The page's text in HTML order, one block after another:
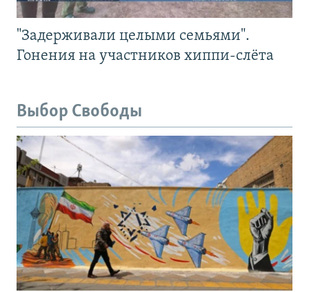
"Задерживали целыми семьями".
Гонения на участников хиппи-слёта
Выбор Свободы